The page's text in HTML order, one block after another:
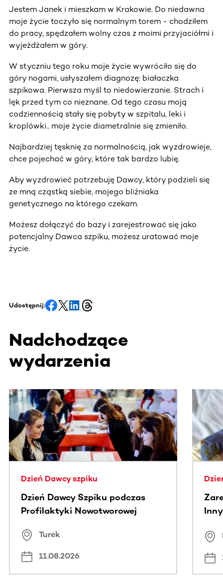
Jestem Janek i mieszkam w Krakowie. Do niedawna
moje życie toczyło się normalnym torem - chodziłem
do pracy, spędzałem wolny czas z moimi przyjaciółmi i
wyjeżdżałem w góry.
W styczniu tego roku moje życie wywróciło się do
góry nogami, usłyszałem diagnozę: białaczka
szpikowa. Pierwsza myśl to niedowierzanie. Strach i
lęk przed tym co nieznane. Od tego czasu moją
codziennością stały się pobyty w szpitalu, leki i
kroplówki.. moje życie diametralnie się zmieniło.
Najbardziej tęsknię za normalnością, jak wyzdrowieje,
chce pojechać w góry, które tak bardzo lubię.
Aby wyzdrowieć potrzebuję Dawcy, który podzieli się
ze mną cząstką siebie, mojego bliźniaka
genetycznego na którego czekam.
Możesz dołączyć do bazy i zarejestrować się jako
potencjalny Dawca szpiku, możesz uratować moje
życie.
Udostępnij:
Nadchodzące
wydarzenia
Ta sekcja zawiera treści przewijane w poziomie. Użyj
Dzień Dawcy szpiku
Dzień Dawcy Szpiku podczas
Profilaktyki Nowotworowej
Turek
11.08.2026